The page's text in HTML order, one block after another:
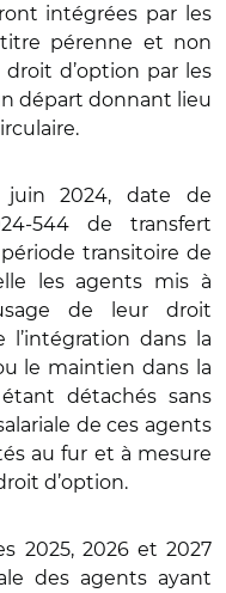
intégrées par les
pérenne et non
d’option par les
départ donnant lieu
2024, date de
544 de transfert
transitoire de
les agents mis à
de leur droit
l’intégration dans la
le maintien dans la
détachés sans
de ces agents
au fur et à mesure
d’option.
2025, 2026 et 2027
des agents ayant